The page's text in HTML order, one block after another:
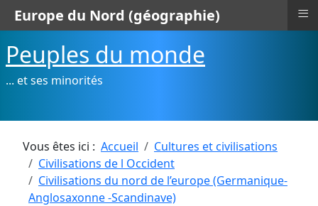
Peuples du monde
... et ses minorités
Vous êtes ici : Accueil
Cultures et civilisations
Civilisations de l Occident
Civilisations du nord de l’europe (Germanique-
Anglosaxonne -Scandinave)
Europe du Nord (géographie) ≡